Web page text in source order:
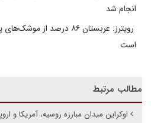
انجام شد
رویترز: عربستان ۸۶ درصد
است
مطالب مرتبط
اوکراین میدان مبارزه روسیه، آمریکا و